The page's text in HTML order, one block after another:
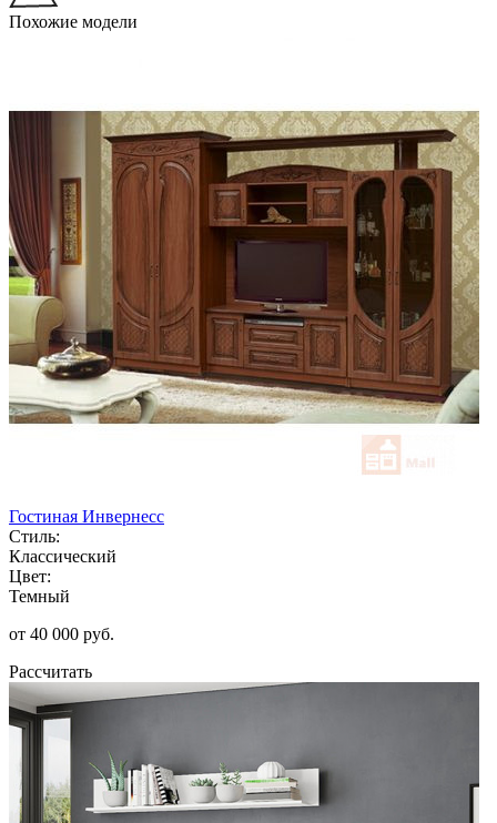
Похожие модели
Гостиная Инвернесс
Стиль:
Классический
Цвет:
Темный
от 40 000 руб.
Рассчитать